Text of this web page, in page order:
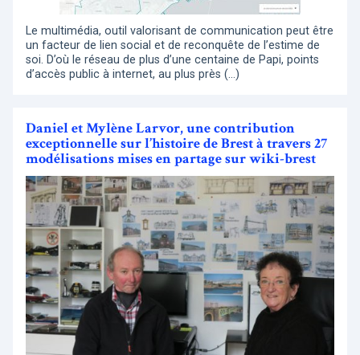
Le multimédia, outil valorisant de communication peut être
un facteur de lien social et de reconquête de l’estime de
soi. D’où le réseau de plus d’une centaine de Papi, points
d’accès public à internet, au plus près (…)
Daniel et Mylène Larvor, une contribution
exceptionnelle sur l’histoire de Brest à travers 27
modélisations mises en partage sur wiki-brest